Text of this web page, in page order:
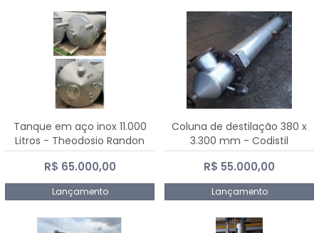
Tanque em aço inox 11.000
Litros - Theodosio Randon
R$ 65.000,00
Lançamento
Coluna de destilação 380 x
3.300 mm - Codistil
R$ 55.000,00
Lançamento